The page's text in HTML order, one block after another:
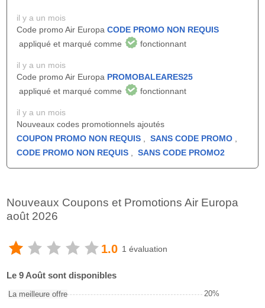
il y a un mois
Code promo Air Europa CODE PROMO NON REQUIS
appliqué et marqué comme
fonctionnant
il y a un mois
Code promo Air Europa PROMOBALEARES25
appliqué et marqué comme
fonctionnant
il y a un mois
Nouveaux codes promotionnels ajoutés
COUPON PROMO NON REQUIS
SANS CODE PROMO
CODE PROMO NON REQUIS
SANS CODE PROMO2
Nouveaux Coupons et Promotions Air Europa
août 2026
1.0 1 évaluation
Le 9 Août sont disponibles
La meilleure offre 20%